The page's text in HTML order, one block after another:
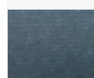
Pièces uniques & objets de